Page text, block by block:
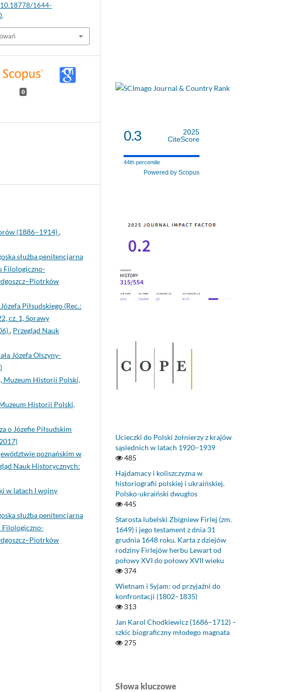
1644-
.
0
(1886–1914),
służba penitencjarna
Filologiczno-
Piłsudskiego (Rec.:
cz. 1, Sprawy
, Przegląd Nauk
Józefa Olszyny-
Muzeum Historii Polski,
Historii Polski,
o Józefie Piłsudskim
poznańskim w
Nauk Historycznych:
w latach I wojny
służba penitencjarna
Filologiczno-
0.3
2025
CiteScore
44th percentile
Powered by Scopus
Ucieczki do Polski żołnierzy z krajów
sąsiednich w latach 1920–1939
485
Hajdamacy i koliszczyzna w
historiografii polskiej i ukraińskiej.
Polsko-ukraiński dwugłos
445
Starosta lubelski Zbigniew Firlej (zm.
1649) i jego testament z dnia 31
grudnia 1648 roku. Karta z dziejów
rodziny Firlejów herbu Lewart od
połowy XVI do połowy XVII wieku
374
Wietnam i Syjam: od przyjaźni do
konfrontacji (1802–1835)
313
Jan Karol Chodkiewicz (1686–1712) –
szkic biograficzny młodego magnata
275
Słowa kluczowe